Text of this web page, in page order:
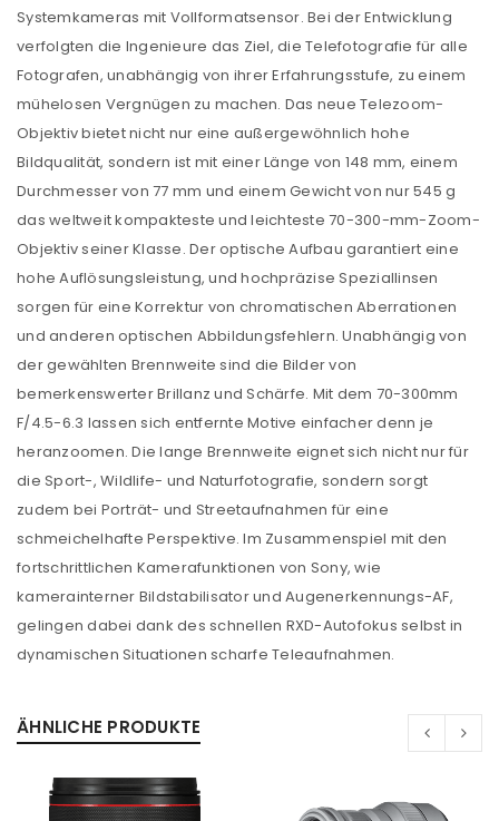
Systemkameras mit Vollformatsensor. Bei der Entwicklung
verfolgten die Ingenieure das Ziel, die Telefotografie für alle
Fotografen, unabhängig von ihrer Erfahrungsstufe, zu einem
mühelosen Vergnügen zu machen. Das neue Telezoom-
Objektiv bietet nicht nur eine außergewöhnlich hohe
Bildqualität, sondern ist mit einer Länge von 148 mm, einem
Durchmesser von 77 mm und einem Gewicht von nur 545 g
das weltweit kompakteste und leichteste 70-300-mm-Zoom-
Objektiv seiner Klasse. Der optische Aufbau garantiert eine
hohe Auflösungsleistung, und hochpräzise Speziallinsen
sorgen für eine Korrektur von chromatischen Aberrationen
und anderen optischen Abbildungsfehlern. Unabhängig von
der gewählten Brennweite sind die Bilder von
bemerkenswerter Brillanz und Schärfe. Mit dem 70-300mm
F/4.5-6.3 lassen sich entfernte Motive einfacher denn je
heranzoomen. Die lange Brennweite eignet sich nicht nur für
die Sport-, Wildlife- und Naturfotografie, sondern sorgt
zudem bei Porträt- und Streetaufnahmen für eine
schmeichelhafte Perspektive. Im Zusammenspiel mit den
fortschrittlichen Kamerafunktionen von Sony, wie
kamerainterner Bildstabilisator und Augenerkennungs-AF,
gelingen dabei dank des schnellen RXD-Autofokus selbst in
dynamischen Situationen scharfe Teleaufnahmen.
ÄHNLICHE PRODUKTE